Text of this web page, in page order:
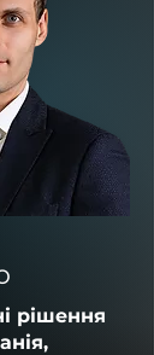
рішення